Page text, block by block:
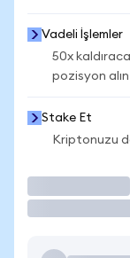
Vadeli İşlemler
50x
pozisyon
Stake Et
Kriptonuzu